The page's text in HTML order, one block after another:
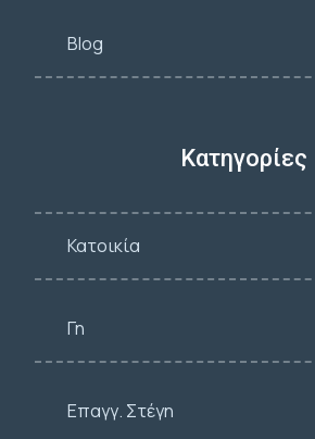
Blog
Κατηγορίες
Κατοικία
Γη
Επαγγ. Στέγη